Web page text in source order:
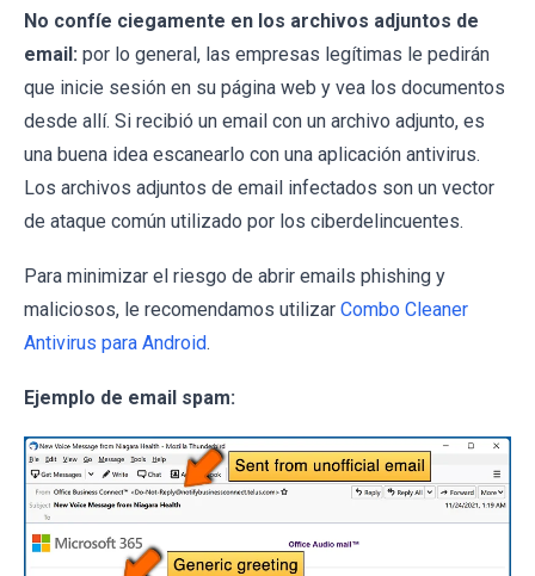
No confíe ciegamente en los archivos adjuntos de
email: por lo general, las empresas legítimas le pedirán
que inicie sesión en su página web y vea los documentos
desde allí. Si recibió un email con un archivo adjunto, es
una buena idea escanearlo con una aplicación antivirus.
Los archivos adjuntos de email infectados son un vector
de ataque común utilizado por los ciberdelincuentes.
Para minimizar el riesgo de abrir emails phishing y
maliciosos, le recomendamos utilizar Combo Cleaner
Antivirus para Android.
Ejemplo de email spam: